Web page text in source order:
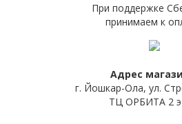
При поддержке
принимаем к
Адрес
г. Йошкар-Ола, ул.
ТЦ ОРБИТА 2